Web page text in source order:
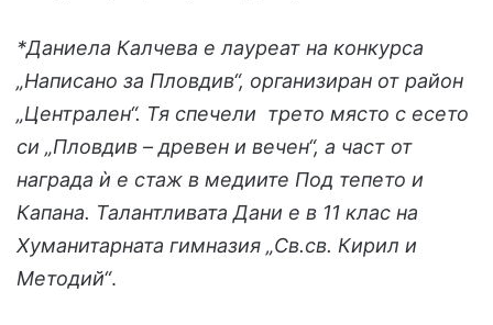
*Даниела Калчева е лауреат на конкурса
„Написано за Пловдив“, организиран от район
„Централен“. Тя спечели трето място с есето
си „Пловдив – древен и вечен“, а част от
награда ѝ е стаж в медиите Под тепето и
Капана. Талантливата Дани е в 11 клас на
Хуманитарната гимназия „Св.св. Кирил и
Методий“.